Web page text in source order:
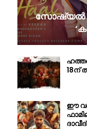
സോഷ്യൽ
18ന്
ഈ